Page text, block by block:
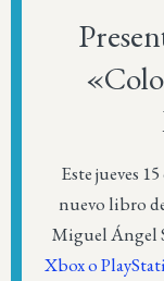
Este jueves
nuevo libro
Miguel Ángel
Xbox o